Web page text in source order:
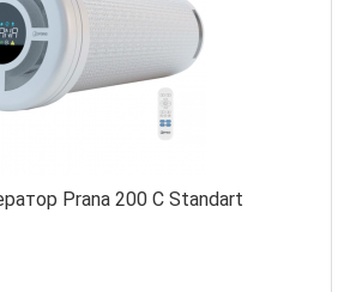
Prana 200 C Standart